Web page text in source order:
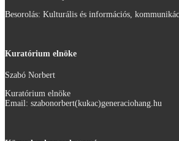
Besorolás: Kulturális és információs,
Kuratórium elnöke
Szabó Norbert
Kuratórium elnöke
Email: szabonorbert(kukac)generaciohang.hu